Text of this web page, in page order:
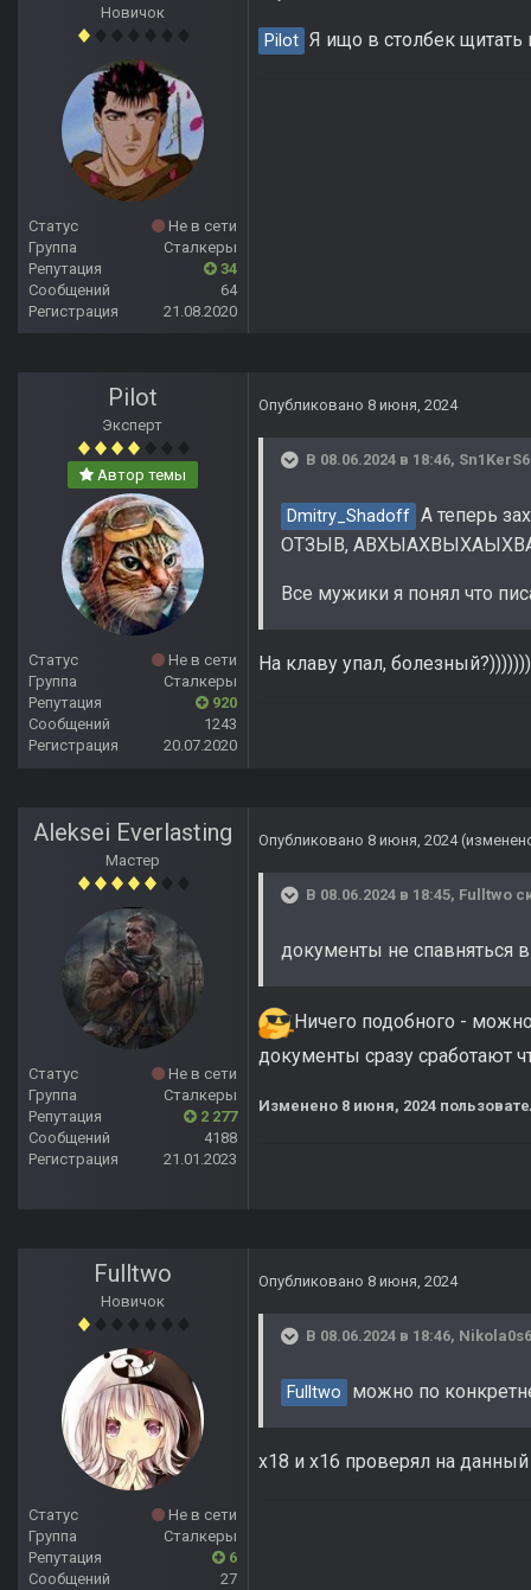
Новичок
Статус
Не в сети
Группа
Сталкеры
Репутация
34
Сообщений
64
Регистрация
21.08.2020
Pilot Я ищо в столбек
Pilot
Эксперт
Автор темы
Статус
Не в сети
Группа
Сталкеры
Репутация
920
Сообщений
1243
Регистрация
20.07.2020
Опубликовано 8 июня, 2024
В 08.06.2024 в 18:46,
Dmitry_Shadoff А теперь
ОТЗЫВ,
Все мужики я понял что
На клаву упал,
Aleksei Everlasting
Мастер
Статус
Не в сети
Группа
Сталкеры
Репутация
2 277
Сообщений
4188
Регистрация
21.01.2023
Опубликовано 8 июня, 2024
В 08.06.2024 в 18:45, Fulltwo
документы не спавняться
Ничего подобного -
документы сразу сработают
Изменено 8 июня, 2024
Fulltwo
Новичок
Статус
Не в сети
Группа
Сталкеры
Репутация
6
Сообщений
27
Опубликовано 8 июня, 2024
В 08.06.2024 в 18:46,
Fulltwo можно по
x18 и x16 проверял на